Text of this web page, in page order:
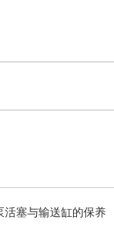
活塞与输送缸的保养